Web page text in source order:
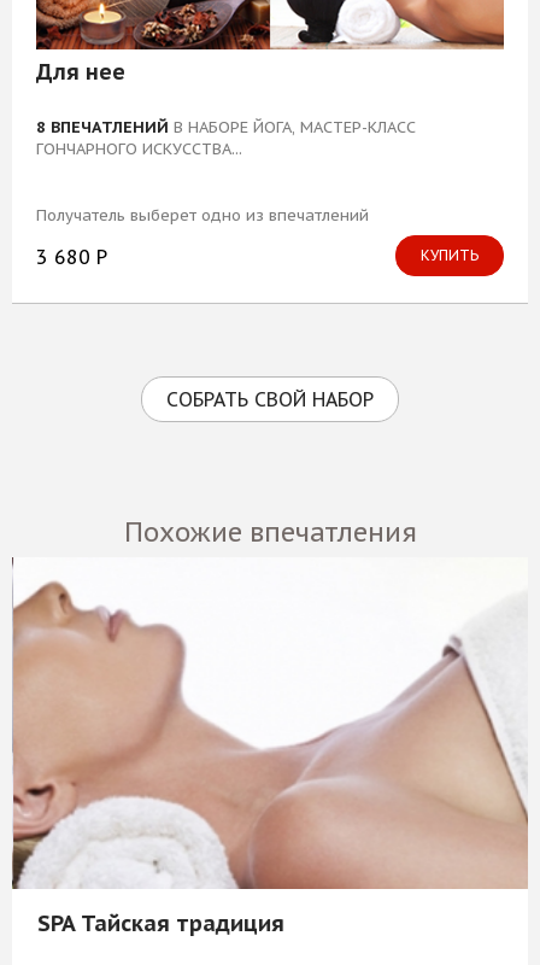
Для нее
8 ВПЕЧАТЛЕНИЙ В НАБОРЕ ЙОГА, МАСТЕР-КЛАСС
ГОНЧАРНОГО ИСКУССТВА...
Получатель выберет одно из впечатлений
3 680 Р КУПИТЬ
СОБРАТЬ СВОЙ НАБОР
Похожие впечатления
SPA Тайская традиция